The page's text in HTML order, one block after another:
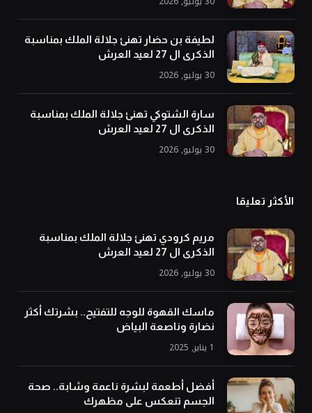
لطيفة بن حضار تهنئ جلالة الملك بمناسبة
الذكرى ال 27 لعيد العرش
30 يوليو, 2026
سارة الشتوكي تهنئ جلالة الملك بمناسبة
الذكرى ال 27 لعيد العرش
30 يوليو, 2026
الأكثر تعليقا
مريم كرودي تهنئ جلالة الملك بمناسبة
الذكرى ال 27 لعيد العرش
30 يوليو, 2026
ماسك القهوة للوجه للتفتيح.. بشرتك أكثر
نضارة وناصعة البياض
1 يناير, 2025
أفضل أطعمة لبشرة ناعمة وشابة.. صحة
الجسم تنعكس على مظهرك